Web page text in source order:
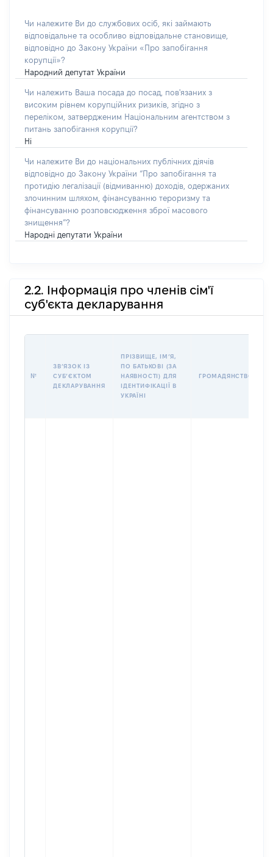
Чи належите Ви до службових осіб, які займають
відповідальне та особливо відповідальне становище,
відповідно до Закону України «Про запобігання
корупції»?
Народний депутат України
Чи належить Ваша посада до посад, пов'язаних з
високим рівнем корупційних ризиків, згідно з
переліком, затвердженим Національним агентством з
питань запобігання корупції?
Ні
Чи належите Ви до національних публічних діячів
відповідно до Закону України “Про запобігання та
протидію легалізації (відмиванню) доходів, одержаних
злочинним шляхом, фінансуванню тероризму та
фінансуванню розповсюдження зброї масового
знищення”?
Народні депутати України
2.2. Інформація про членів сім'ї
суб'єкта декларування
№
ЗВʼЯЗОК ІЗ
СУБʼЄКТОМ
ДЕКЛАРУВАННЯ
ПРІЗВИЩЕ, ІМʼЯ,
ПО БАТЬКОВІ (ЗА
НАЯВНОСТІ) ДЛЯ
ІДЕНТИФІКАЦІЇ В
УКРАЇНІ
ГРОМАДЯНСТВО